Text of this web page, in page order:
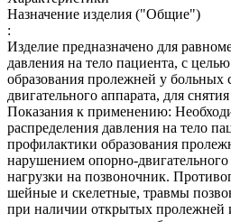
Назначение изделия ("Общие")
:
Изделие предназначено для
давления на тело пациента, с
образования пролежней у
двигательного аппарата, для
Показания к применению:
распределения давления на тело
профилактики образования
нарушением опорно-двигательного
нагрузки на позвоночник.
шейные и скелетные, травмы
при наличии открытых пролежней